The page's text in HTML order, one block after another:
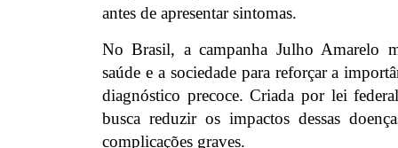
antes de apresentar sintomas.
No Brasil, a campanha Julho Amarelo
saúde e a sociedade para reforçar a
diagnóstico precoce. Criada por lei
busca reduzir os impactos dessas
complicações graves.